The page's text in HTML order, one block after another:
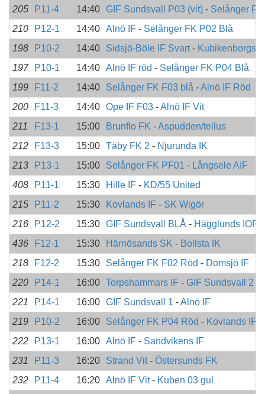
205
P11-4 14:40 GIF Sundsvall P03 (vit) - Selånger
210
P12-1 14:40 Alnö IF - Selånger FK P02 Blå
198
P10-2 14:40 Sidsjö-Böle IF Svart- Kubikenborgs
197
P10-1 14:40 Alnö IF röd - Selånger FK P04 Blå
199
F11-2 14:40 Selånger FK F03 blå -Alnö IF Röd
200
F11-3 14:40 Ope IF F03 -Alnö IF Vit
211
F13-1 15:00 Brunflo FK -Aspudden/tellus
212
F13-3 15:00 Täby FK 2 - Njurunda IK
213
P13-1 15:00 Selånger FK PF01 - Långsele AIF
408
P11-1 15:30 Hille IF - KD/55 United
215
P11-2 15:30 Kovlands IF - SK Wigör
216
P12-2 15:30 GIF Sundsvall BLÅ - Hägglunds IOFK
436
F12-1 15:30 Härnösands SK - Bollsta IK
218
F12-2 15:30 Selånger FK F02 Röd - Domsjö IF
220
P14-1 16:00 Torpshammars IF - GIF Sundsvall 2
221
P14-1 16:00 GIF Sundsvall 1 -Alnö IF
219
P10-2 16:00 Selånger FK P04 Röd - Kovlands IF
222
P13-1 16:00 Alnö IF - Sandvikens IF
231
P11-3 16:20 Strand Vit- Östersunds FK
232
P11-4 16:20 Alnö IF Vit- Kuben 03 gul